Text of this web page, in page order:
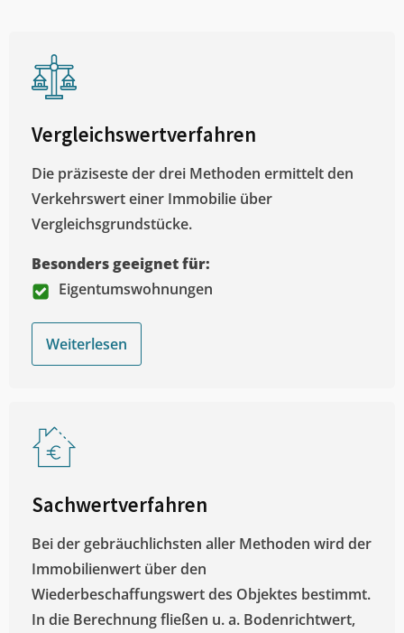
Vergleichswertverfahren
Die präziseste der drei Methoden ermittelt den
Verkehrswert einer Immobilie über
Vergleichsgrundstücke.
Besonders geeignet für:
Eigentumswohnungen
Weiterlesen
Sachwertverfahren
Bei der gebräuchlichsten aller Methoden wird der
Immobilienwert über den
Wiederbeschaffungswert des Objektes bestimmt.
In die Berechnung fließen u. a. Bodenrichtwert,